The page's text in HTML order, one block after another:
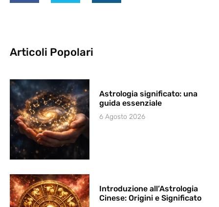
Articoli Popolari
Astrologia significato: una
guida essenziale
6 Agosto 2026
Introduzione all’Astrologia
Cinese: Origini e Significato